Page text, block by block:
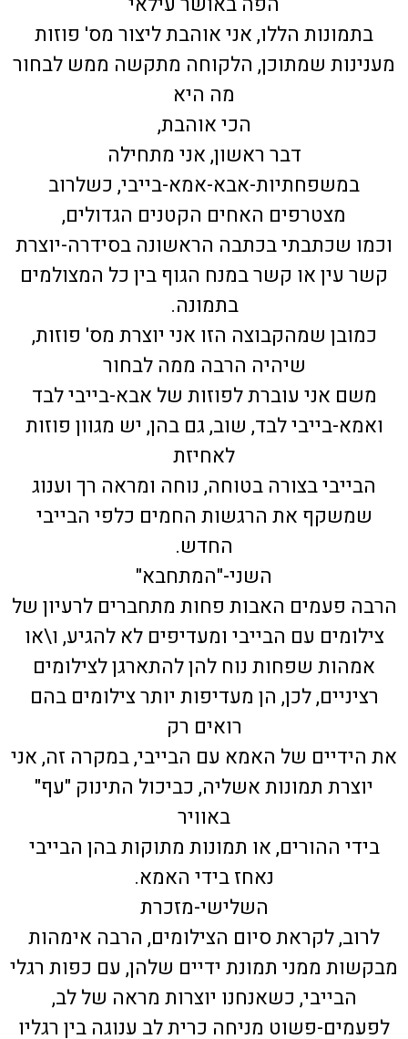
בתמונות הללו, אני אוהבת ליצור מס' פוזות
מענינות שמתוכן, הלקוחה מתקשה ממש לבחור
מה היא
הכי אוהבת,
דבר ראשון, אני מתחילה
במשפחתיות-אבא-אמא-בייבי, כשלרוב
מצטרפים האחים הקטנים הגדולים,
וכמו שכתבתי בכתבה הראשונה בסידרה-יוצרת
קשר עין או קשר במנח הגוף בין כל המצולמים
בתמונה.
כמובן שמהקבוצה הזו אני יוצרת מס' פוזות,
שיהיה הרבה ממה לבחור
משם אני עוברת לפוזות של אבא-בייבי לבד
ואמא-בייבי לבד, שוב, גם בהן, יש מגוון פוזות
לאחיזת
הבייבי בצורה בטוחה, נוחה ומראה רך וענוג
שמשקף את הרגשות החמים כלפי הבייבי
החדש.
השני-"המתחבא"
הרבה פעמים האבות פחות מתחברים לרעיון של
צילומים עם הבייבי ומעדיפים לא להגיע, ו\או
אמהות שפחות נוח להן להתארגן לצילומים
רציניים, לכן, הן מעדיפות יותר צילומים בהם
רואים רק
את הידיים של האמא עם הבייבי, במקרה זה, אני
יוצרת תמונות אשליה, כביכול התינוק "עף"
באוויר
בידי ההורים, או תמונות מתוקות בהן הבייבי
נאחז בידי האמא.
השלישי-מזכרת
לרוב, לקראת סיום הצילומים, הרבה אימהות
מבקשות ממני תמונת ידיים שלהן, עם כפות רגלי
הבייבי, כשאנחנו יוצרות מראה של לב,
לפעמים-פשוט מניחה כרית לב ענוגה בין רגליו